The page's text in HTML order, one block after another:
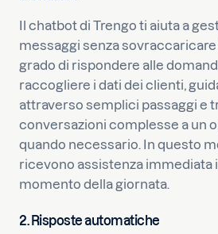
Il chatbot di Trengo ti aiuta a
messaggi senza sovraccaricare
grado di rispondere alle
raccogliere i dati dei clienti,
attraverso semplici passaggi e
conversazioni complesse a un
quando necessario. In questo
ricevono assistenza immediata
momento della giornata.
2. Risposte automatiche